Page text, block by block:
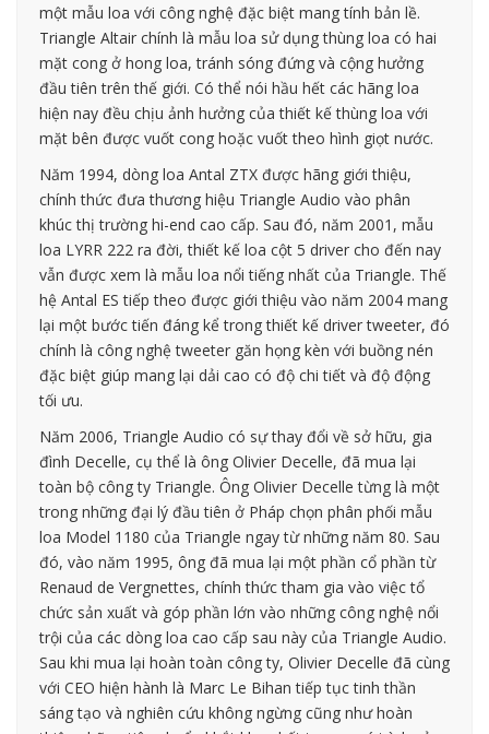
một mẫu loa với công nghệ đặc biệt mang tính bản lề.
Triangle Altair chính là mẫu loa sử dụng thùng loa có hai
mặt cong ở hong loa, tránh sóng đứng và cộng hưởng
đầu tiên trên thế giới. Có thể nói hầu hết các hãng loa
hiện nay đều chịu ảnh hưởng của thiết kế thùng loa với
mặt bên được vuốt cong hoặc vuốt theo hình giọt nước.
Năm 1994, dòng loa Antal ZTX được hãng giới thiệu,
chính thức đưa thương hiệu Triangle Audio vào phân
khúc thị trường hi-end cao cấp. Sau đó, năm 2001, mẫu
loa LYRR 222 ra đời, thiết kế loa cột 5 driver cho đến nay
vẫn được xem là mẫu loa nổi tiếng nhất của Triangle. Thế
hệ Antal ES tiếp theo được giới thiệu vào năm 2004 mang
lại một bước tiến đáng kể trong thiết kế driver tweeter, đó
chính là công nghệ tweeter găn họng kèn với buồng nén
đặc biệt giúp mang lại dải cao có độ chi tiết và độ động
tối ưu.
Năm 2006, Triangle Audio có sự thay đổi về sở hữu, gia
đình Decelle, cụ thể là ông Olivier Decelle, đã mua lại
toàn bộ công ty Triangle. Ông Olivier Decelle từng là một
trong những đại lý đầu tiên ở Pháp chọn phân phối mẫu
loa Model 1180 của Triangle ngay từ những năm 80. Sau
đó, vào năm 1995, ông đã mua lại một phần cổ phần từ
Renaud de Vergnettes, chính thức tham gia vào việc tổ
chức sản xuất và góp phần lớn vào những công nghệ nổi
trội của các dòng loa cao cấp sau này của Triangle Audio.
Sau khi mua lại hoàn toàn công ty, Olivier Decelle đã cùng
với CEO hiện hành là Marc Le Bihan tiếp tục tinh thần
sáng tạo và nghiên cứu không ngừng cũng như hoàn